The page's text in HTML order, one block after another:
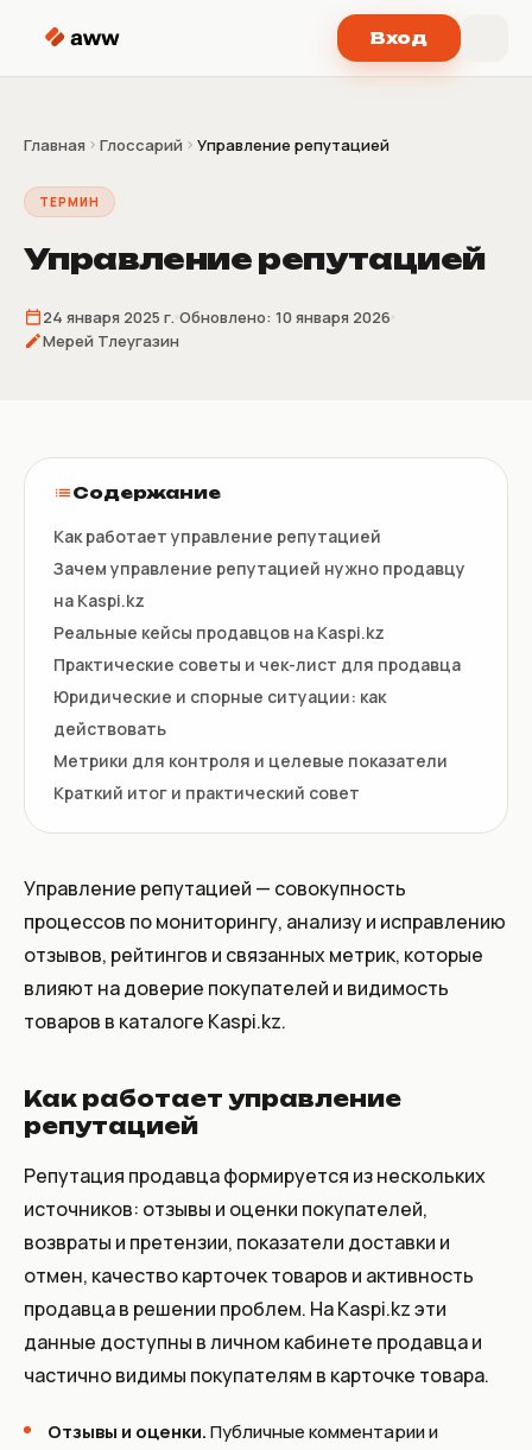
Вход
Главная Глоссарий Управление репутацией
ТЕРМИН
Управление репутацией
24 января 2025 г. Обновлено: 10 января 2026
Мерей Тлеугазин
Содержание
Как работает управление репутацией
Зачем управление репутацией нужно продавцу
на Kaspi.kz
Реальные кейсы продавцов на Kaspi.kz
Практические советы и чек-лист для продавца
Юридические и спорные ситуации: как
действовать
Метрики для контроля и целевые показатели
Краткий итог и практический совет
Управление репутацией — совокупность
процессов по мониторингу, анализу и исправлению
отзывов, рейтингов и связанных метрик, которые
влияют на доверие покупателей и видимость
товаров в каталоге Kaspi.kz.
Как работает управление
репутацией
Репутация продавца формируется из нескольких
источников: отзывы и оценки покупателей,
возвраты и претензии, показатели доставки и
отмен, качество карточек товаров и активность
продавца в решении проблем. На Kaspi.kz эти
данные доступны в личном кабинете продавца и
частично видимы покупателям в карточке товара.
Отзывы и оценки.Публичные комментарии и